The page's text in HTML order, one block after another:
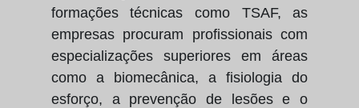
formações técnicas como TSAF, as
empresas procuram profissionais com
especializações superiores em áreas
como a biomecânica, a fisiologia do
esforço, a prevenção de lesões e o